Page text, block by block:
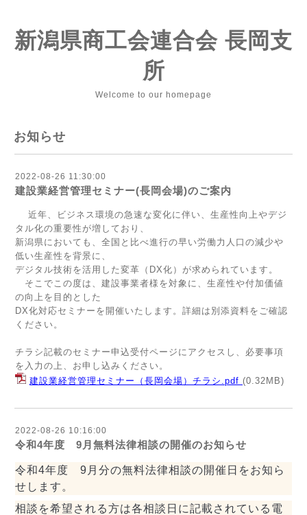
新潟県商工会連合会 長岡支
所
Welcome to our homepage
お知らせ
2022-08-26 11:30:00
建設業経営管理セミナー(長岡会場)のご案内
近年、ビジネス環境の急速な変化に伴い、生産性向上やデジ
タル化の重要性が増しており、
新潟県においても、全国と比べ進行の早い労働力人口の減少や
低い生産性を背景に、
デジタル技術を活用した変革（DX化）が求められています。
そこでこの度は、建設事業者様を対象に、生産性や付加価値
の向上を目的とした
DX化対応セミナーを開催いたします。詳細は別添資料をご確認
ください。
チラシ記載のセミナー申込受付ページにアクセスし、必要事項
を入力の上、お申し込みください。
建設業経営管理セミナー（長岡会場）チラシ.pdf (0.32MB)
2022-08-26 10:16:00
令和4年度 9月無料法律相談の開催のお知らせ
令和4年度 9月分の無料法律相談の開催日をお知ら
せします。
相談を希望される方は各相談日に記載されている電